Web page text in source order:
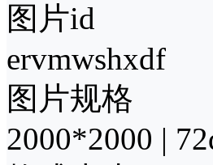
图片id
ervmwshxdf
图片规格
2000*2000 |